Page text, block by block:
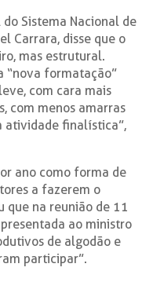
Sistema Nacional de
Carrara, disse que o
mas estrutural.
“nova formatação”
com cara mais
com menos amarras
atividade finalística”,
ano como forma de
a fazerem o
que na reunião de 11
ao ministro
de algodão e
participar”.